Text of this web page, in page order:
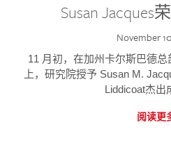
Susan Jacques
November
11 月初，在加州卡尔斯巴德
上，研究院授予 Susan M.
Liddicoat杰出
阅读更